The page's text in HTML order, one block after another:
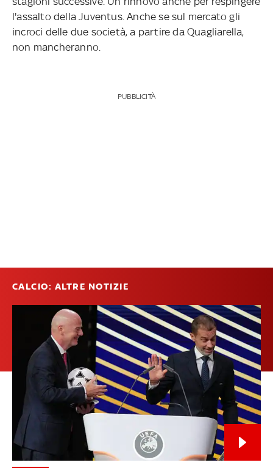
l'assalto della Juventus. Anche se sul mercato gli
incroci delle due società, a partire da Quagliarella,
non mancheranno.
PUBBLICITÀ
CALCIO: ALTRE NOTIZIE